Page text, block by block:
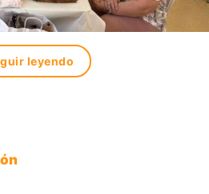
leyendo